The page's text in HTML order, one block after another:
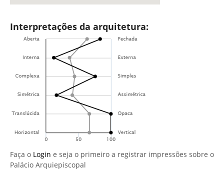
Interpretações da arquitetura:
Faça o Login e seja o primeiro a registrar impressões sobre o
Palácio Arquiepiscopal